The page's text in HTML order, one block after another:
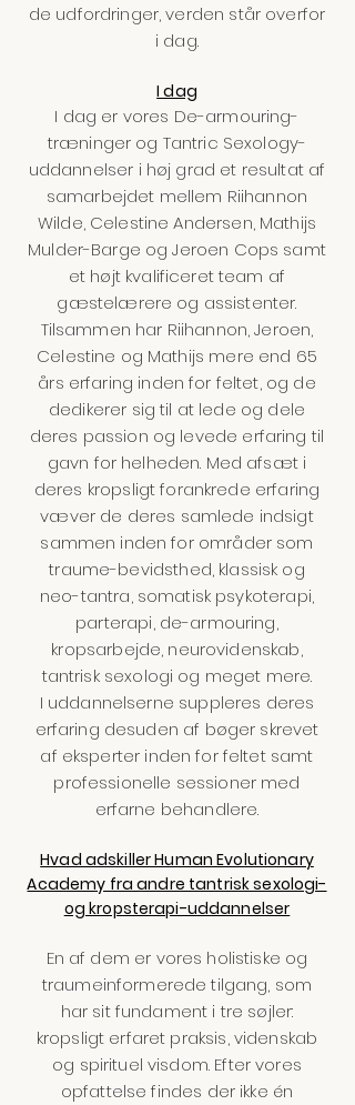
de udfordringer, verden står overfor
i dag.
I dag
I dag er vores De-armouring-
træninger og Tantric Sexology-
uddannelser i høj grad et resultat af
samarbejdet mellem Riihannon
Wilde, Celestine Andersen, Mathijs
Mulder-Barge og Jeroen Cops samt
et højt kvalificeret team af
gæstelærere og assistenter.
Tilsammen har Riihannon, Jeroen,
Celestine og Mathijs mere end 65
års erfaring inden for feltet, og de
dedikerer sig til at lede og dele
deres passion og levede erfaring til
gavn for helheden. Med afsæt i
deres kropsligt forankrede erfaring
væver de deres samlede indsigt
sammen inden for områder som
traume-bevidsthed, klassisk og
neo-tantra, somatisk psykoterapi,
parterapi, de-armouring,
kropsarbejde, neurovidenskab,
tantrisk sexologi og meget mere.
I uddannelserne suppleres deres
erfaring desuden af bøger skrevet
af eksperter inden for feltet samt
professionelle sessioner med
erfarne behandlere.
Hvad adskiller Human Evolutionary
Academy fra andre tantrisk sexologi-
og kropsterapi-uddannelser
En af dem er vores holistiske og
traumeinformerede tilgang, som
har sit fundament i tre søjler:
kropsligt erfaret praksis, videnskab
og spirituel visdom. Efter vores
opfattelse findes der ikke én